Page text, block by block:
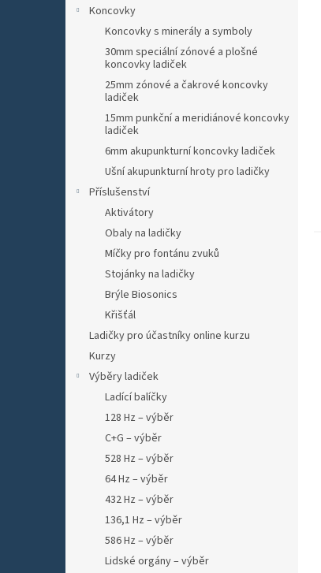
Koncovky
Koncovky s minerály a symboly
30mm speciální zónové a plošné
koncovky ladiček
25mm zónové a čakrové koncovky
ladiček
15mm punkční a meridiánové koncovky
ladiček
6mm akupunkturní koncovky ladiček
Ušní akupunkturní hroty pro ladičky
Příslušenství
Aktivátory
Obaly na ladičky
Míčky pro fontánu zvuků
Stojánky na ladičky
Brýle Biosonics
Křišťál
Ladičky pro účastníky online kurzu
Kurzy
Výběry ladiček
Ladící balíčky
128 Hz – výběr
C+G – výběr
528 Hz – výběr
64 Hz – výběr
432 Hz – výběr
136,1 Hz – výběr
586 Hz – výběr
Lidské orgány – výběr